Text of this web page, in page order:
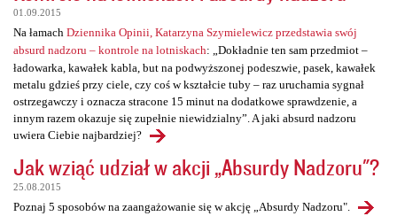
01.09.2015
Na łamach Dziennika Opinii, Katarzyna Szymielewicz przedstawia swój
absurd nadzoru – kontrole na lotniskach: „Dokładnie ten sam przedmiot –
ładowarka, kawałek kabla, but na podwyższonej podeszwie, pasek, kawałek
metalu gdzieś przy ciele, czy coś w kształcie tuby – raz uruchamia sygnał
ostrzegawczy i oznacza stracone 15 minut na dodatkowe sprawdzenie, a
innym razem okazuje się zupełnie niewidzialny”. A jaki absurd nadzoru
uwiera Ciebie najbardziej?
Jak wziąć udział w akcji „Absurdy Nadzoru"?
25.08.2015
Poznaj 5 sposobów na zaangażowanie się w akcję „Absurdy Nadzoru".